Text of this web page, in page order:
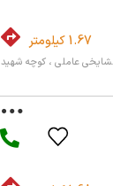
1.67 کیلومتر
عاملی ، کوچه شهید